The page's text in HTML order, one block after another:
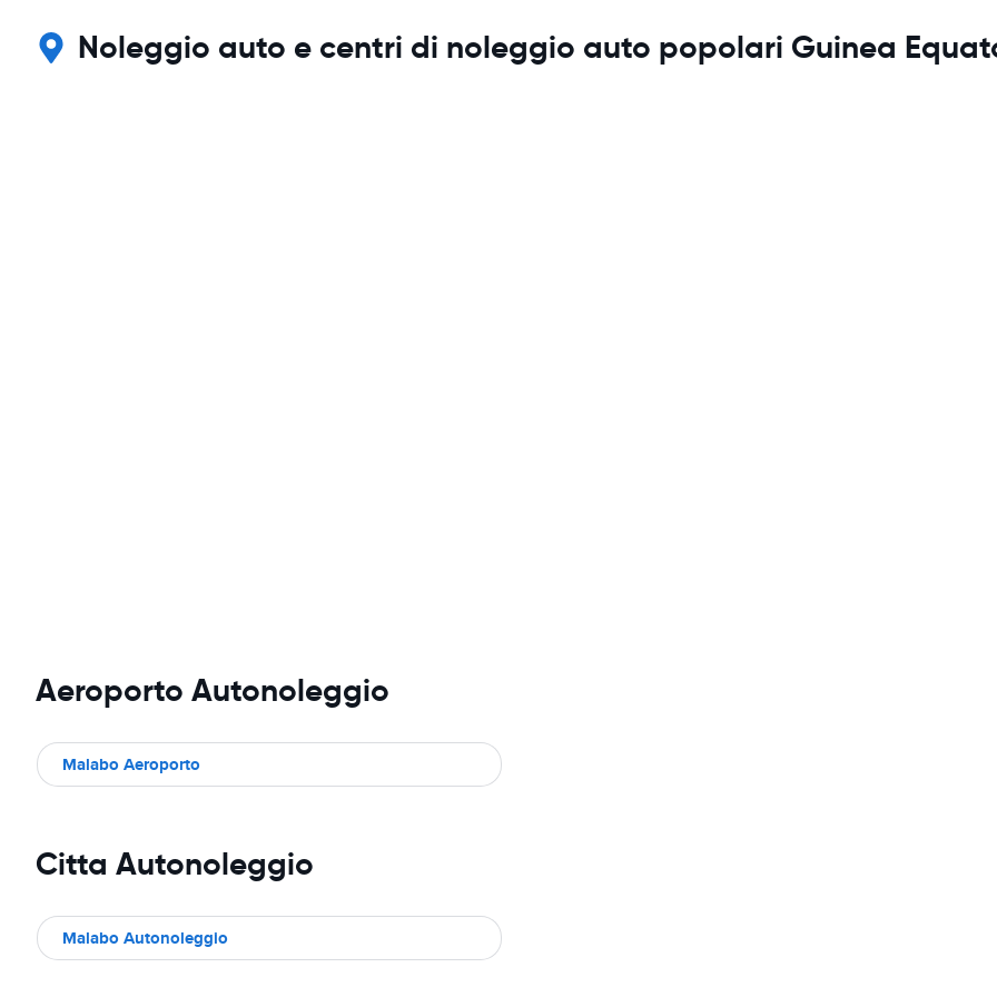
Noleggio auto e centri di noleggio auto popolari Guinea
Aeroporto Autonoleggio
Malabo Aeroporto
Citta Autonoleggio
Malabo Autonoleggio